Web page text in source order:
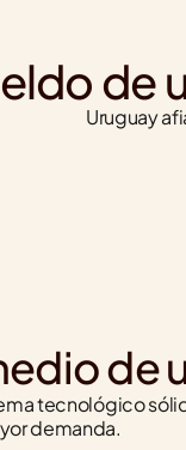
de
Uruguay
de
tecnológico
demanda.